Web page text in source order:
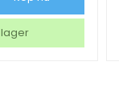
lager